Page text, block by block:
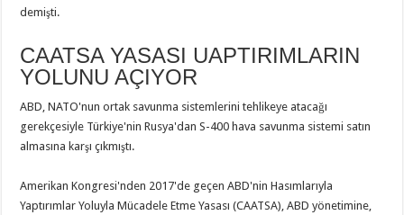
demişti.
CAATSA YASASI UAPTIRIMLARIN
YOLUNU AÇIYOR
ABD, NATO'nun ortak savunma sistemlerini tehlikeye atacağı
gerekçesiyle Türkiye'nin Rusya'dan S-400 hava savunma sistemi satın
almasına karşı çıkmıştı.
Amerikan Kongresi'nden 2017'de geçen ABD'nin Hasımlarıyla
Yaptırımlar Yoluyla Mücadele Etme Yasası (CAATSA), ABD yönetimine,